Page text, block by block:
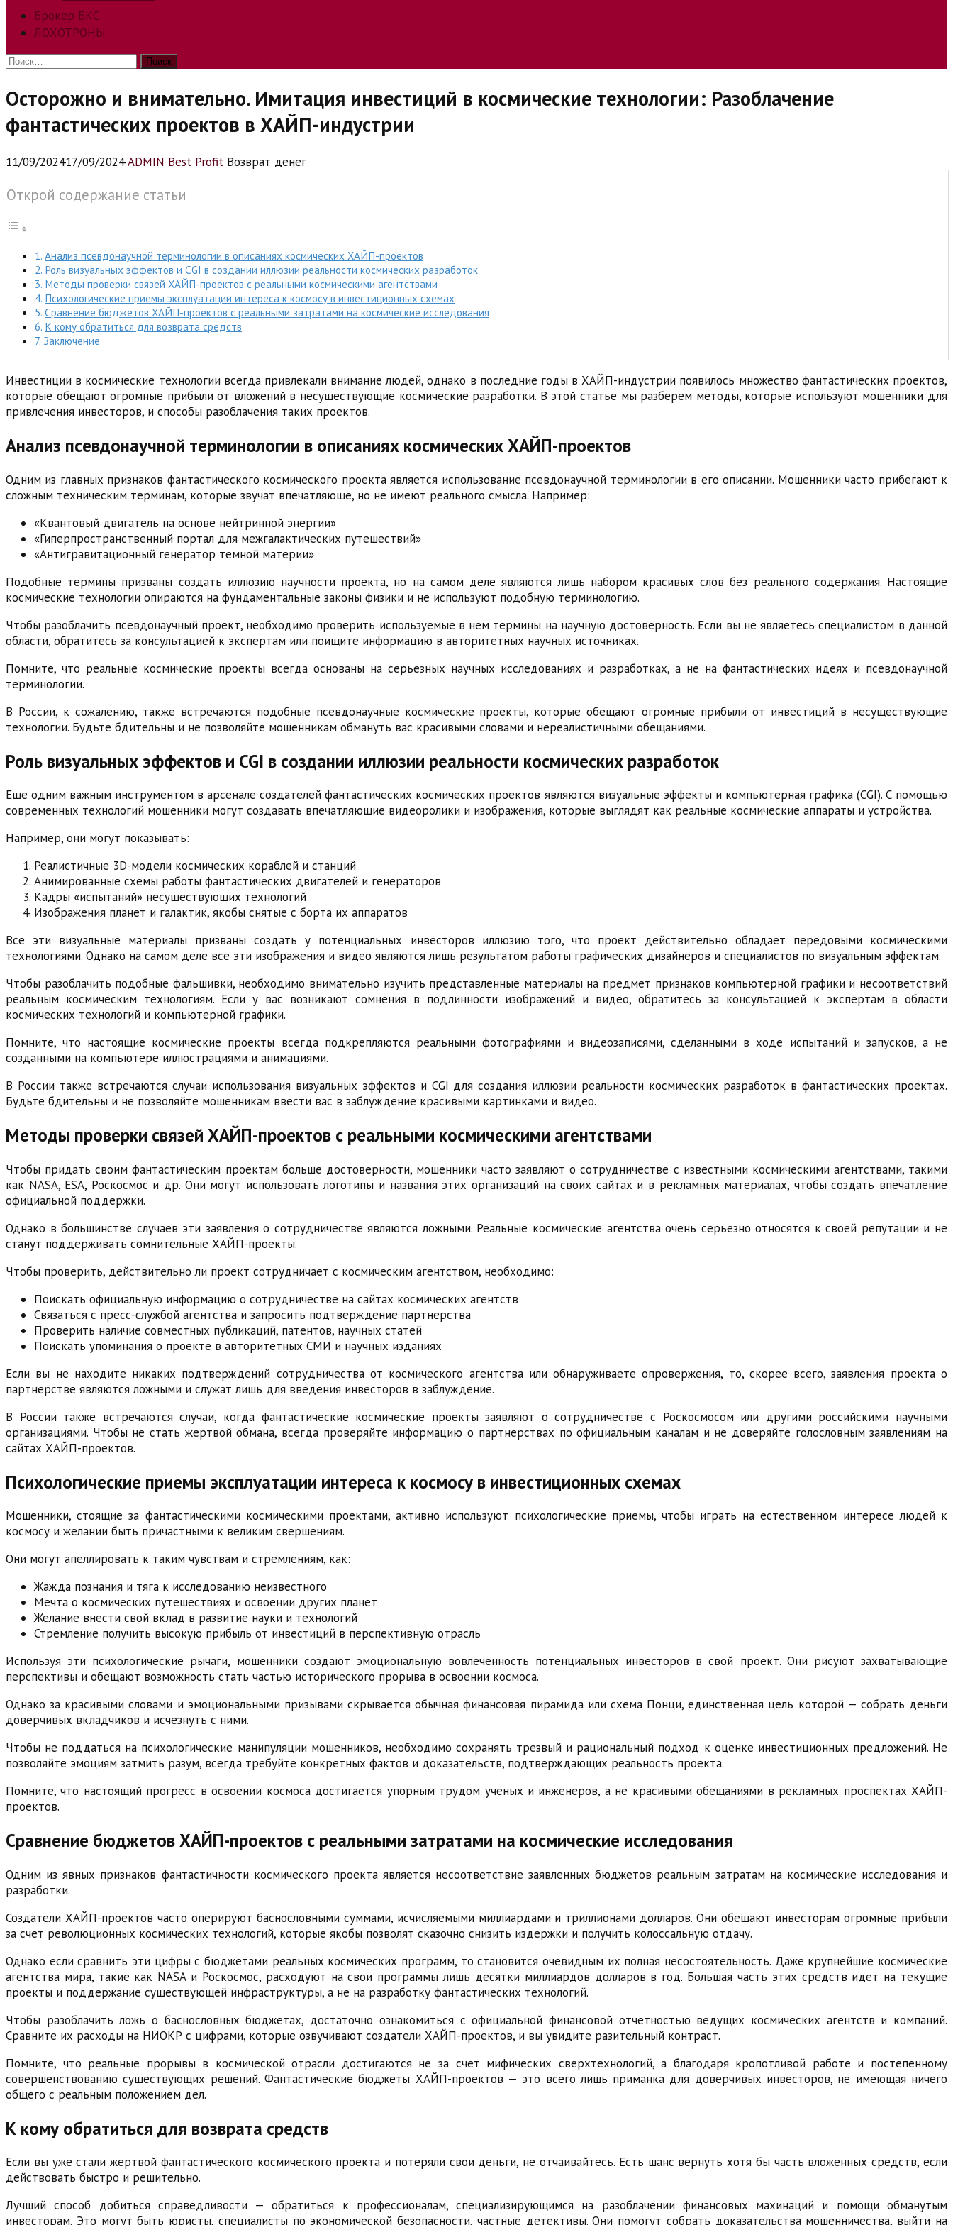
Брокер БКС
ЛОХОТРОНЫ
Найти:
Осторожно и внимательно. Имитация инвестиций в космические технологии: Разоблачение
фантастических проектов в ХАЙП-индустрии
11/09/202417/09/2024ADMIN Best Profit Возврат денег
Открой содержание статьи
Анализ псевдонаучной терминологии в описаниях космических ХАЙП-проектов
Роль визуальных эффектов и CGI в создании иллюзии реальности космических разработок
Методы проверки связей ХАЙП-проектов с реальными космическими агентствами
Психологические приемы эксплуатации интереса к космосу в инвестиционных схемах
Сравнение бюджетов ХАЙП-проектов с реальными затратами на космические исследования
К кому обратиться для возврата средств
Заключение
Инвестиции в космические технологии всегда привлекали внимание людей, однако в последние годы в ХАЙП-индустрии появилось множество фантастических проектов,
которые обещают огромные прибыли от вложений в несуществующие космические разработки. В этой статье мы разберем методы, которые используют мошенники для
привлечения инвесторов, и способы разоблачения таких проектов.
Анализ псевдонаучной терминологии в описаниях космических ХАЙП-проектов
Одним из главных признаков фантастического космического проекта является использование псевдонаучной терминологии в его описании. Мошенники часто прибегают к
сложным техническим терминам, которые звучат впечатляюще, но не имеют реального смысла. Например:
«Квантовый двигатель на основе нейтринной энергии»
«Гиперпространственный портал для межгалактических путешествий»
«Антигравитационный генератор темной материи»
Подобные термины призваны создать иллюзию научности проекта, но на самом деле являются лишь набором красивых слов без реального содержания. Настоящие
космические технологии опираются на фундаментальные законы физики и не используют подобную терминологию.
Чтобы разоблачить псевдонаучный проект, необходимо проверить используемые в нем термины на научную достоверность. Если вы не являетесь специалистом в данной
области, обратитесь за консультацией к экспертам или поищите информацию в авторитетных научных источниках.
Помните, что реальные космические проекты всегда основаны на серьезных научных исследованиях и разработках, а не на фантастических идеях и псевдонаучной
терминологии.
В России, к сожалению, также встречаются подобные псевдонаучные космические проекты, которые обещают огромные прибыли от инвестиций в несуществующие
технологии. Будьте бдительны и не позволяйте мошенникам обмануть вас красивыми словами и нереалистичными обещаниями.
Роль визуальных эффектов и CGI в создании иллюзии реальности космических разработок
Еще одним важным инструментом в арсенале создателей фантастических космических проектов являются визуальные эффекты и компьютерная графика (CGI). С помощью
современных технологий мошенники могут создавать впечатляющие видеоролики и изображения, которые выглядят как реальные космические аппараты и устройства.
Например, они могут показывать:
Реалистичные 3D-модели космических кораблей и станций
Анимированные схемы работы фантастических двигателей и генераторов
Кадры «испытаний» несуществующих технологий
Изображения планет и галактик, якобы снятые с борта их аппаратов
Все эти визуальные материалы призваны создать у потенциальных инвесторов иллюзию того, что проект действительно обладает передовыми космическими
технологиями. Однако на самом деле все эти изображения и видео являются лишь результатом работы графических дизайнеров и специалистов по визуальным эффектам.
Чтобы разоблачить подобные фальшивки, необходимо внимательно изучить представленные материалы на предмет признаков компьютерной графики и несоответствий
реальным космическим технологиям. Если у вас возникают сомнения в подлинности изображений и видео, обратитесь за консультацией к экспертам в области
космических технологий и компьютерной графики.
Помните, что настоящие космические проекты всегда подкрепляются реальными фотографиями и видеозаписями, сделанными в ходе испытаний и запусков, а не
созданными на компьютере иллюстрациями и анимациями.
В России также встречаются случаи использования визуальных эффектов и CGI для создания иллюзии реальности космических разработок в фантастических проектах.
Будьте бдительны и не позволяйте мошенникам ввести вас в заблуждение красивыми картинками и видео.
Методы проверки связей ХАЙП-проектов с реальными космическими агентствами
Чтобы придать своим фантастическим проектам больше достоверности, мошенники часто заявляют о сотрудничестве с известными космическими агентствами, такими
как NASA, ESA, Роскосмос и др. Они могут использовать логотипы и названия этих организаций на своих сайтах и в рекламных материалах, чтобы создать впечатление
официальной поддержки.
Однако в большинстве случаев эти заявления о сотрудничестве являются ложными. Реальные космические агентства очень серьезно относятся к своей репутации и не
станут поддерживать сомнительные ХАЙП-проекты.
Чтобы проверить, действительно ли проект сотрудничает с космическим агентством, необходимо:
Поискать официальную информацию о сотрудничестве на сайтах космических агентств
Связаться с пресс-службой агентства и запросить подтверждение партнерства
Проверить наличие совместных публикаций, патентов, научных статей
Поискать упоминания о проекте в авторитетных СМИ и научных изданиях
Если вы не находите никаких подтверждений сотрудничества от космического агентства или обнаруживаете опровержения, то, скорее всего, заявления проекта о
партнерстве являются ложными и служат лишь для введения инвесторов в заблуждение.
В России также встречаются случаи, когда фантастические космические проекты заявляют о сотрудничестве с Роскосмосом или другими российскими научными
организациями. Чтобы не стать жертвой обмана, всегда проверяйте информацию о партнерствах по официальным каналам и не доверяйте голословным заявлениям на
сайтах ХАЙП-проектов.
Психологические приемы эксплуатации интереса к космосу в инвестиционных схемах
Мошенники, стоящие за фантастическими космическими проектами, активно используют психологические приемы, чтобы играть на естественном интересе людей к
космосу и желании быть причастными к великим свершениям.
Они могут апеллировать к таким чувствам и стремлениям, как:
Жажда познания и тяга к исследованию неизвестного
Мечта о космических путешествиях и освоении других планет
Желание внести свой вклад в развитие науки и технологий
Стремление получить высокую прибыль от инвестиций в перспективную отрасль
Используя эти психологические рычаги, мошенники создают эмоциональную вовлеченность потенциальных инвесторов в свой проект. Они рисуют захватывающие
перспективы и обещают возможность стать частью исторического прорыва в освоении космоса.
Однако за красивыми словами и эмоциональными призывами скрывается обычная финансовая пирамида или схема Понци, единственная цель которой — собрать деньги
доверчивых вкладчиков и исчезнуть с ними.
Чтобы не поддаться на психологические манипуляции мошенников, необходимо сохранять трезвый и рациональный подход к оценке инвестиционных предложений. Не
позволяйте эмоциям затмить разум, всегда требуйте конкретных фактов и доказательств, подтверждающих реальность проекта.
Помните, что настоящий прогресс в освоении космоса достигается упорным трудом ученых и инженеров, а не красивыми обещаниями в рекламных проспектах ХАЙП-
проектов.
Сравнение бюджетов ХАЙП-проектов с реальными затратами на космические исследования
Одним из явных признаков фантастичности космического проекта является несоответствие заявленных бюджетов реальным затратам на космические исследования и
разработки.
Создатели ХАЙП-проектов часто оперируют баснословными суммами, исчисляемыми миллиардами и триллионами долларов. Они обещают инвесторам огромные прибыли
за счет революционных космических технологий, которые якобы позволят сказочно снизить издержки и получить колоссальную отдачу.
Однако если сравнить эти цифры с бюджетами реальных космических программ, то становится очевидным их полная несостоятельность. Даже крупнейшие космические
агентства мира, такие как NASA и Роскосмос, расходуют на свои программы лишь десятки миллиардов долларов в год. Большая часть этих средств идет на текущие
проекты и поддержание существующей инфраструктуры, а не на разработку фантастических технологий.
Чтобы разоблачить ложь о баснословных бюджетах, достаточно ознакомиться с официальной финансовой отчетностью ведущих космических агентств и компаний.
Сравните их расходы на НИОКР с цифрами, которые озвучивают создатели ХАЙП-проектов, и вы увидите разительный контраст.
Помните, что реальные прорывы в космической отрасли достигаются не за счет мифических сверхтехнологий, а благодаря кропотливой работе и постепенному
совершенствованию существующих решений. Фантастические бюджеты ХАЙП-проектов — это всего лишь приманка для доверчивых инвесторов, не имеющая ничего
общего с реальным положением дел.
К кому обратиться для возврата средств
Если вы уже стали жертвой фантастического космического проекта и потеряли свои деньги, не отчаивайтесь. Есть шанс вернуть хотя бы часть вложенных средств, если
действовать быстро и решительно.
Лучший способ добиться справедливости — обратиться к профессионалам, специализирующимся на разоблачении финансовых махинаций и помощи обманутым
инвесторам. Это могут быть юристы, специалисты по экономической безопасности, частные детективы. Они помогут собрать доказательства мошенничества, выйти на